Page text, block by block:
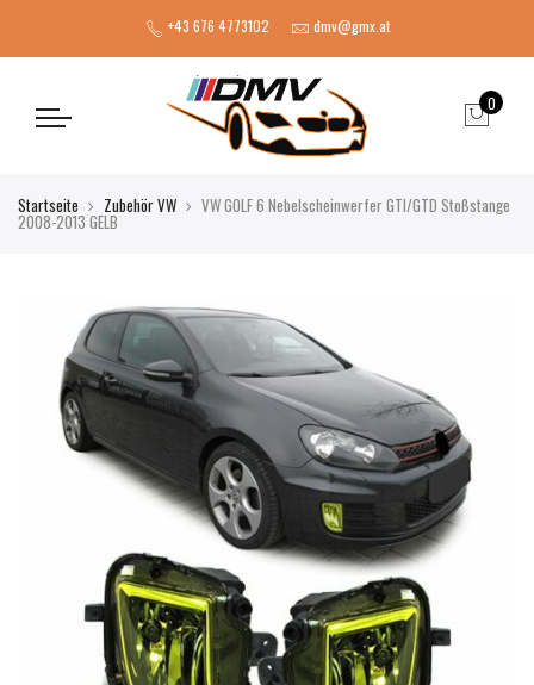
+43 676 4773102 dmv@gmx.at
0
Startseite Zubehör VW VW GOLF 6 Nebelscheinwerfer GTI/GTD Stoßstange
2008-2013 GELB